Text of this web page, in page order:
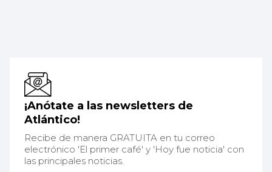
¡Anótate a las newsletters de
Atlántico!
Recibe de manera GRATUITA en tu correo
electrónico 'El primer café' y 'Hoy fue noticia' con
las principales noticias.